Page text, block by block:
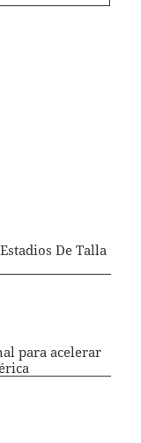
De Talla
para acelerar